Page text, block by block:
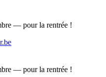
— pour la rentrée !
— pour la rentrée !